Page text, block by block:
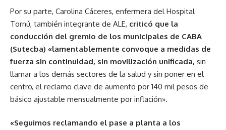
Por su parte, Carolina Cáceres, enfermera del Hospital
Tornú, también integrante de ALE, criticó que la
conducción del gremio de los municipales de CABA
(Sutecba) «lamentablemente convoque a medidas de
fuerza sin continuidad, sin movilización unificada, sin
llamar a los demás sectores de la salud y sin poner en el
centro, el reclamo clave de aumento por 140 mil pesos de
básico ajustable mensualmente por inflación».
«Seguimos reclamando el pase a planta a los